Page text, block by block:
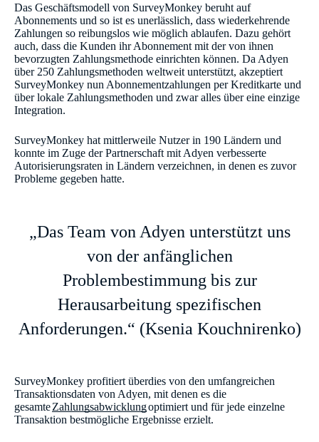
Das Geschäftsmodell von SurveyMonkey beruht auf
Abonnements und so ist es unerlässlich, dass wiederkehrende
Zahlungen so reibungslos wie möglich ablaufen. Dazu gehört
auch, dass die Kunden ihr Abonnement mit der von ihnen
bevorzugten Zahlungsmethode einrichten können. Da Adyen
über 250 Zahlungsmethoden weltweit unterstützt, akzeptiert
SurveyMonkey nun Abonnementzahlungen per Kreditkarte und
über lokale Zahlungsmethoden und zwar alles über eine einzige
Integration.
SurveyMonkey hat mittlerweile Nutzer in 190 Ländern und
konnte im Zuge der Partnerschaft mit Adyen verbesserte
Autorisierungsraten in Ländern verzeichnen, in denen es zuvor
Probleme gegeben hatte.
„Das Team von Adyen unterstützt uns
von der anfänglichen
Problembestimmung bis zur
Herausarbeitung spezifischen
Anforderungen.“ (Ksenia Kouchnirenko)
SurveyMonkey profitiert überdies von den umfangreichen
Transaktionsdaten von Adyen, mit denen es die
gesamteZahlungsabwicklungoptimiert und für jede einzelne
Transaktion bestmögliche Ergebnisse erzielt.